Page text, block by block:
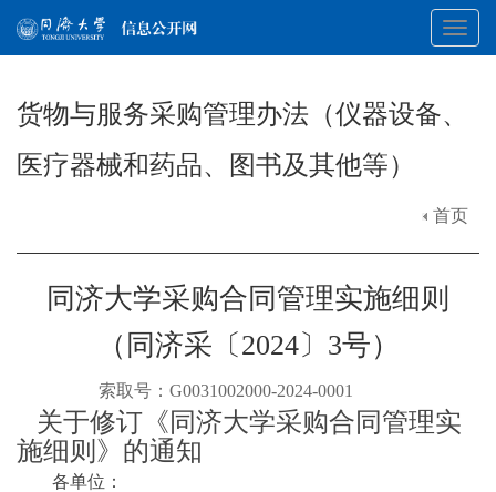
货物与服务采购管理办法（仪器设备、
医疗器械和药品、图书及其他等）
首页
同济大学采购合同管理实施细则
（同济采〔2024〕3号）
索取号：G0031002000-2024-0001
关于修订《同济大学采购合同管理实
施细则》的通知
各单位：